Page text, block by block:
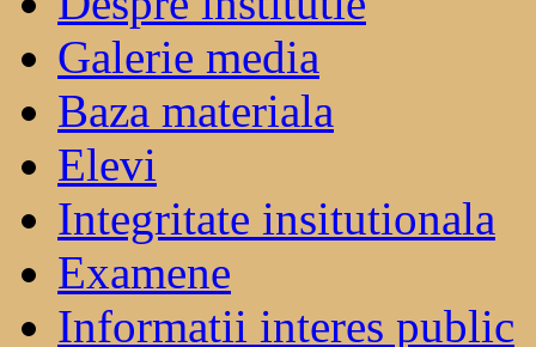
Galerie media
Baza materiala
Elevi
Integritate insitutionala
Examene
Informatii interes public